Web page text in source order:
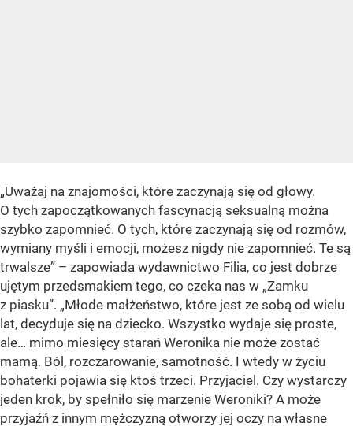
„Uważaj na znajomości, które zaczynają się od głowy.
O tych zapoczątkowanych fascynacją seksualną można
szybko zapomnieć. O tych, które zaczynają się od rozmów,
wymiany myśli i emocji, możesz nigdy nie zapomnieć. Te są
trwalsze” – zapowiada wydawnictwo Filia, co jest dobrze
ujętym przedsmakiem tego, co czeka nas w „Zamku
z piasku”. „Młode małżeństwo, które jest ze sobą od wielu
lat, decyduje się na dziecko. Wszystko wydaje się proste,
ale… mimo miesięcy starań Weronika nie może zostać
mamą. Ból, rozczarowanie, samotność. I wtedy w życiu
bohaterki pojawia się ktoś trzeci. Przyjaciel. Czy wystarczy
jeden krok, by spełniło się marzenie Weroniki? A może
przyjaźń z innym mężczyzną otworzy jej oczy na własne